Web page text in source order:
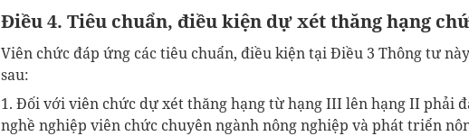
Điều 4. Tiêu chuẩn, điều kiện dự xét thăng hạng
Viên chức đáp ứng các tiêu chuẩn, điều kiện tại Điều 3 Thông tư
sau:
1. Đối với viên chức dự xét thăng hạng từ hạng III lên hạng II phải
nghề nghiệp viên chức chuyên ngành nông nghiệp và phát triển